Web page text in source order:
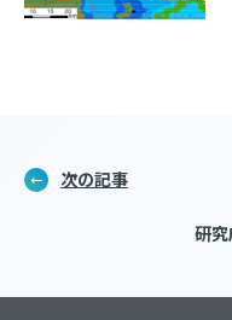
次の記事
研